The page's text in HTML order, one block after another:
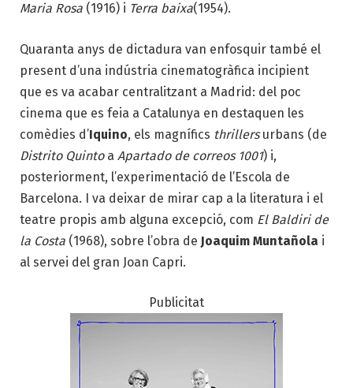
Maria Rosa (1916) i Terra baixa(1954).
Quaranta anys de dictadura van enfosquir també el
present d’una indústria cinematogràfica incipient
que es va acabar centralitzant a Madrid: del poc
cinema que es feia a Catalunya en destaquen les
comèdies d’Iquino, els magnífics thrillersurbans (de
Distrito Quinto a Apartado de correos 1001) i,
posteriorment, l’experimentació de l’Escola de
Barcelona. I va deixar de mirar cap a la literatura i el
teatre propis amb alguna excepció, com El Baldiri de
la Costa (1968), sobre l’obra de Joaquim Muntañola i
al servei del gran Joan Capri.
Publicitat